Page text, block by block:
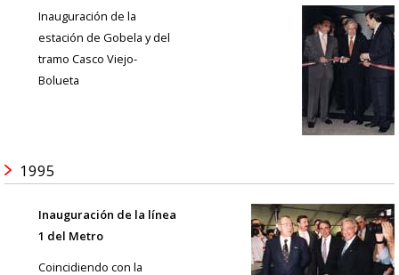
Inauguración de la
estación de Gobela y del
tramo Casco Viejo-
Bolueta
1995
Inauguración de la línea
1 del Metro
Coincidiendo con la